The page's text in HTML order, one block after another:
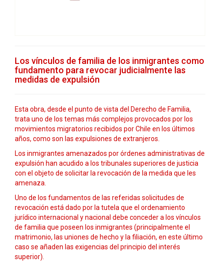
Los vínculos de familia de los inmigrantes como
fundamento para revocar judicialmente las
medidas de expulsión
Esta obra, desde el punto de vista del Derecho de Familia,
trata uno de los temas más complejos provocados por los
movimientos migratorios recibidos por Chile en los últimos
años, como son las expulsiones de extranjeros.
Los inmigrantes amenazados por órdenes administrativas de
expulsión han acudido a los tribunales superiores de justicia
con el objeto de solicitar la revocación de la medida que les
amenaza.
Uno de los fundamentos de las referidas solicitudes de
revocación está dado por la tutela que el ordenamiento
jurídico internacional y nacional debe conceder a los vínculos
de familia que poseen los inmigrantes (principalmente el
matrimonio, las uniones de hecho y la filiación, en este último
caso se añaden las exigencias del principio del interés
superior).